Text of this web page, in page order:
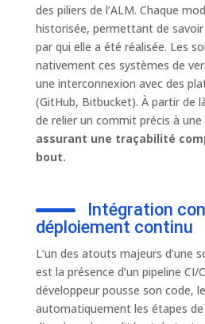
des piliers de l’ALM. Chaque
historisée, permettant de
par qui elle a été réalisée. Les
nativement ces systèmes de
une interconnexion avec des
(GitHub, Bitbucket). À partir de
de relier un commit précis à
assurant une traçabilité
bout.
Intégration
déploiement continu
L’un des atouts majeurs d’une
est la présence d’un pipeline CI/
développeur pousse son code,
automatiquement les étapes